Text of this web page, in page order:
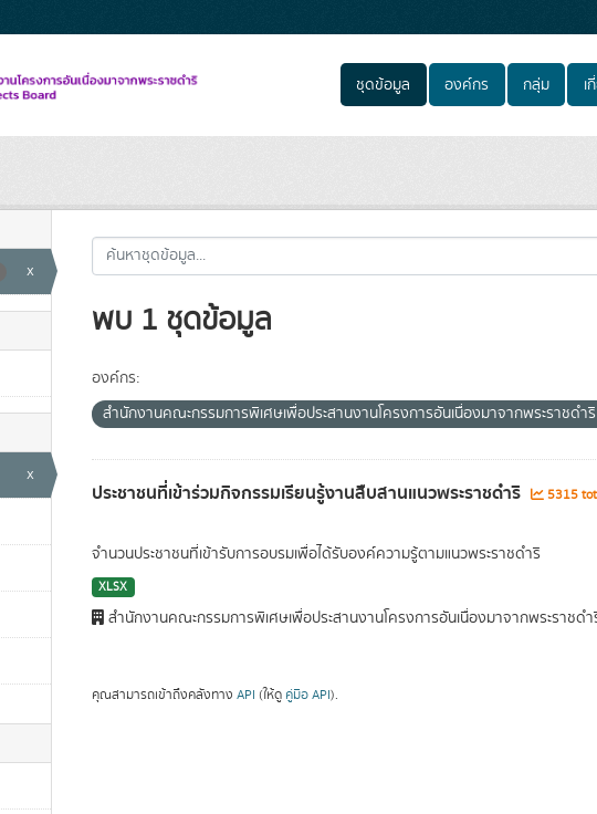
ชุดข้อมูล องค์กร กลุ่ม เ
x
x
พบ 1 ชุดข้อมูล
องค์กร:
สำนักงานคณะกรรมการพิเศษเพื่อประสานงานโครงการอันเนื่องมาจากพระราชดำริ
ประชาชนที่เข้าร่วมกิจกรรมเรียนรู้งานสืบสานแนวพระราชดำริ 5315
จำนวนประชาชนที่เข้ารับการอบรมเพื่อได้รับองค์ความรู้ตามแนวพระราชดำริ
XLSX
สำนักงานคณะกรรมการพิเศษเพื่อประสานงานโครงการอันเนื่องมาจากพระราชดำ
คุณสามารถเข้าถึงคลังทาง API (ให้ดู คู่มือ API).